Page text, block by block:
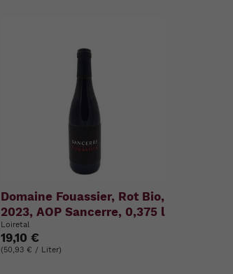
Domaine Fouassier, Rot Bio,
2023, AOP Sancerre, 0,375 l
Loiretal
19,10 €
(50,93 € / Liter)